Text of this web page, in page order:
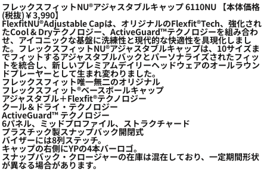
フレックスフィットNU®アジャスタブルキャップ 6110NU 【本体価格
(税抜)￥3,990】
FlexfitNU®Adjustable Capは、オリジナルのFlexfit®Tech、強化され
たCool & Dryテクノロジー、ActiveGuard™テクノロジーを組み合わ
せ、アイコニックな基盤に洗練性と現代的な快適性を具現化しまし
た。フレックスフィットNU®アジャスタブルキャップは、10サイズま
でフィットするアジャスタブルバックとパーソナライズされたフィッ
トを統合し、新しいプレミアムデイリーヘッドウェアのオールラウン
ドプレーヤーとして生まれ変わりました。
フレックスフィット唯一無二のオリジナル
フレックスフィット®ベースボールキャップ
アジャスタブル＋Flexfit®テクノロジー
クール＆ドライ・テクノロジー
ActiveGuard™ テクノロジー
6パネル、ミッドプロファイル、ストラクチャード
プラスチック製スナップバック開閉式
バイザーには8列ステッチ。
キャップの右側にYPの4本バーロゴ。
スナップバック・クロージャーの在庫は混在しており、一定期間形状
が異なる場合があります。